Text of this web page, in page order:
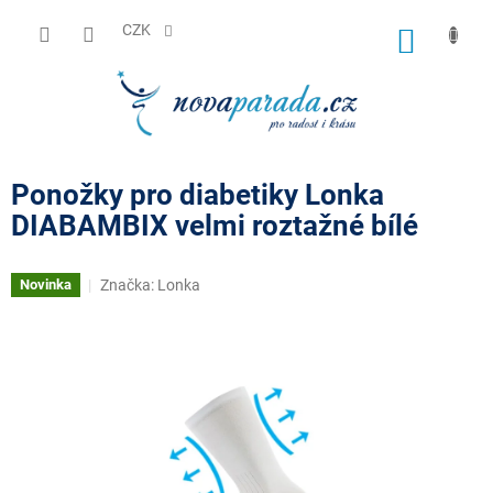
CZK
Ponožky pro diabetiky Lonka
DIABAMBIX velmi roztažné bílé
Novinka Značka: Lonka